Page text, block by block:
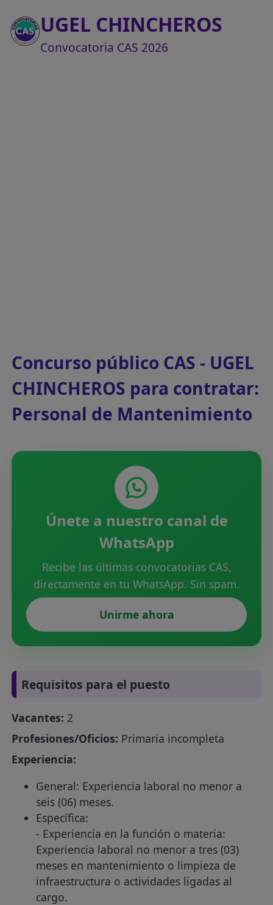
UGEL CHINCHEROS
Convocatoria CAS 2026
Concurso público CAS - UGEL
CHINCHEROS para contratar:
Personal de Mantenimiento
Únete a nuestro canal de
WhatsApp
Recibe las últimas convocatorias CAS,
directamente en tu WhatsApp. Sin spam.
Unirme ahora
Requisitos para el puesto
Vacantes: 2
Profesiones/Oficios: Primaria incompleta
Experiencia:
General: Experiencia laboral no menor a
seis (06) meses.
Específica:
- Experiencia en la función o materia:
Experiencia laboral no menor a tres (03)
meses en mantenimiento o limpieza de
infraestructura o actividades ligadas al
cargo.